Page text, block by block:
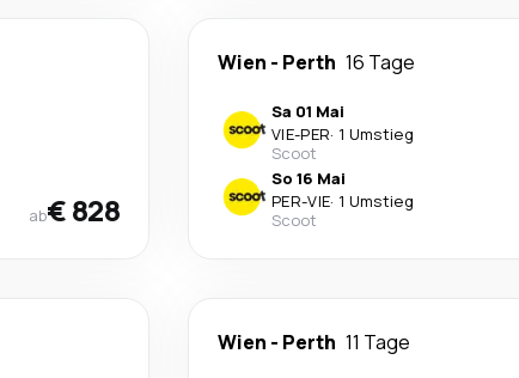
ab€ 828
Wien - Perth 16 Tage
Sa 01 Mai
VIE-PER· 1 Umstieg
Scoot
So 16 Mai
PER-VIE· 1 Umstieg
Scoot
Wien - Perth 11 Tage